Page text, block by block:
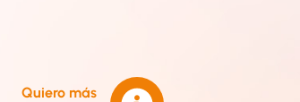
Quiero más